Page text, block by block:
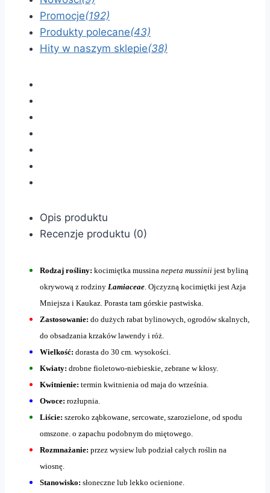
Promocje(192)
Produkty polecane(43)
Hity w naszym sklepie(38)
Opis produktu
Recenzje produktu (0)
Rodzaj rośliny: kocimiętka mussina nepeta mussinii jest byliną
okrywową z rodziny Lamiaceae . Ojczyzną kocimiętki jest Azja
Mniejsza i Kaukaz. Porasta tam górskie pastwiska.
Zastosowanie: do dużych rabat bylinowych, ogrodów skalnych,
do obsadzania krzaków lawendy i róż.
Wielkość: dorasta do 30 cm. wysokości.
Kwiaty: drobne fioletowo-niebieskie, zebrane w kłosy.
Kwitnienie: termin kwitnienia od maja do września.
Owoce: rozłupnia.
Liście: szeroko ząbkowane, sercowate, szarozielone, od spodu
omszone. o zapachu podobnym do miętowego.
Rozmnażanie: przez wysiew lub podział całych roślin na
wiosnę.
Stanowisko: słoneczne lub lekko ocienione.